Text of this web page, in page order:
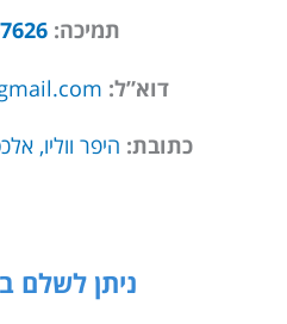
תמיכה:
דוא”ל:
כתובת: היפר ווליו,
ניתן לשלם